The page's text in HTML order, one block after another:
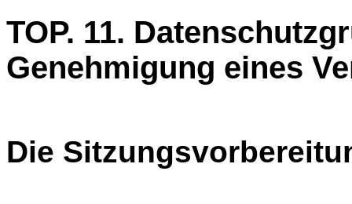
TOP. 11.
Genehmigung eines
Die